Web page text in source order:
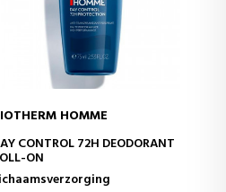
IN WINKELWAGEN
BIOTHERM HOMME
DAY CONTROL 24H NATURAL
NATURAL PROTECTION
Lichaamsverzorging